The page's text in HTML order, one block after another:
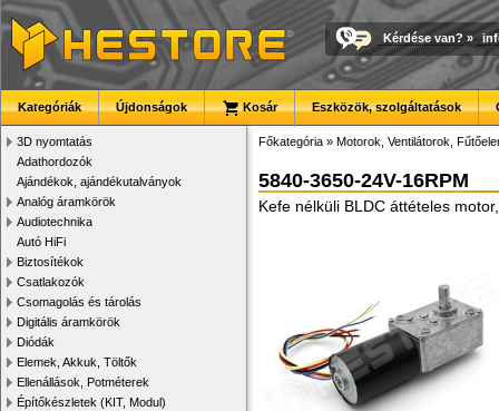
Kérdése van? »
Kategóriák Újdonságok Kosár Eszközök, szolgáltatások
3D nyomtatás
Adathordozók
Ajándékok, ajándékutalványok
Analóg áramkörök
Audiotechnika
Autó HiFi
Biztosítékok
Csatlakozók
Csomagolás és tárolás
Digitális áramkörök
Diódák
Elemek, Akkuk, Töltők
Ellenállások, Potméterek
Építőkészletek (KIT, Modul)
Főkategória » Motorok, Ventilátorok,
5840-3650-24V-16RPM
Kefe nélküli BLDC áttételes